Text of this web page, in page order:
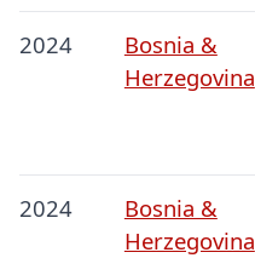
2024
Bosnia &
Herzegovina
2024
Bosnia &
Herzegovina